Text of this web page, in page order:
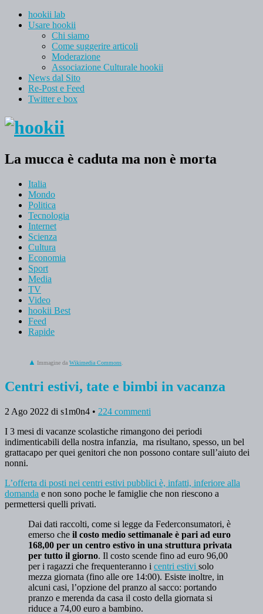
hookii lab
Usare hookii
Chi siamo
Come suggerire articoli
Moderazione
Associazione Culturale hookii
News dal Sito
Re-Post e Feed
Twitter e box
La mucca è caduta ma non è morta
Italia
Mondo
Politica
Tecnologia
Internet
Scienza
Cultura
Economia
Sport
Media
TV
Video
hookii Best
Feed
Rapide
Immagine da Wikimedia Commons
Centri estivi, tate e bimbi in vacanza
2 Ago 2022 di s1m0n4 • 224 commenti
I 3 mesi di vacanze scolastiche rimangono dei periodi
indimenticabili della nostra infanzia, ma risultano, spesso, un bel
grattacapo per quei genitori che non possono contare sull’aiuto dei
nonni.
L’offerta di posti nei centri estivi pubblici è, infatti, inferiore alla
domanda e non sono poche le famiglie che non riescono a
permettersi quelli privati.
Dai dati raccolti, come si legge da Federconsumatori, è
emerso che il costo medio settimanale è pari ad euro
168,00 per un centro estivo in una struttura privata
per tutto il giorno. Il costo scende fino ad euro 96,00
per i ragazzi che frequenteranno i centri estivi solo
mezza giornata (fino alle ore 14:00). Esiste inoltre, in
alcuni casi, l’opzione del pranzo al sacco: portando
pranzo e merenda da casa il costo della giornata si
riduce a 74,00 euro a bambino.